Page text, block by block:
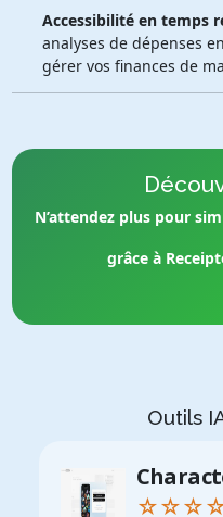
Accessibilité en temps
analyses de dépenses
gérer vos finances de
N’attendez plus pour
grâce à
Outils